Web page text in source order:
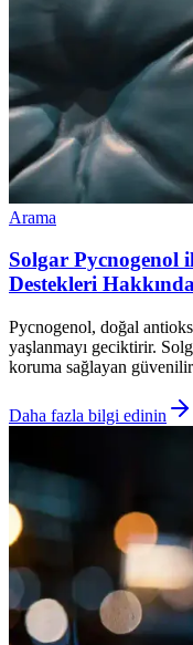
Arama
Solgar Pycnogenol
Destekleri
Pycnogenol, doğal
yaşlanmayı geciktirir.
koruma sağlayan
Daha fazla bilgi edinin